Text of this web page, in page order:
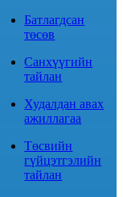
Батлагдсан
төсөв
Санхүүгийн
тайлан
Худалдан авах
ажиллагаа
Төсвийн
гүйцэтгэлийн
тайлан